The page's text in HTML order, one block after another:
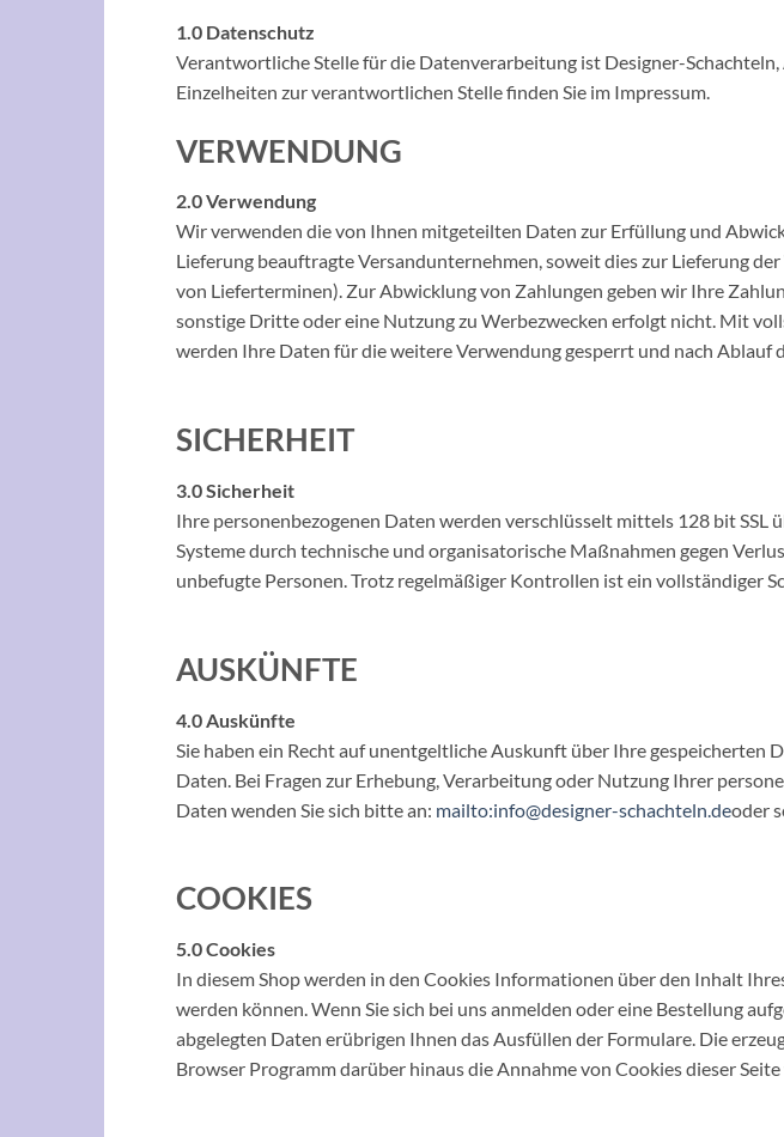
1.0 Datenschutz
Verantwortliche Stelle für die Datenverarbeitung ist Designer-
Einzelheiten zur verantwortlichen Stelle finden Sie im Impressum.
VERWENDUNG
2.0 Verwendung
Wir verwenden die von Ihnen mitgeteilten Daten zur Erfüllung und
Lieferung beauftragte Versandunternehmen, soweit dies zur Lieferung
von Lieferterminen). Zur Abwicklung von Zahlungen geben wir Ihre
sonstige Dritte oder eine Nutzung zu Werbezwecken erfolgt nicht. Mit
werden Ihre Daten für die weitere Verwendung gesperrt und nach
SICHERHEIT
3.0 Sicherheit
Ihre personenbezogenen Daten werden verschlüsselt mittels 128 bit
Systeme durch technische und organisatorische Maßnahmen gegen
unbefugte Personen. Trotz regelmäßiger Kontrollen ist ein vollständiger
AUSKÜNFTE
4.0 Auskünfte
Sie haben ein Recht auf unentgeltliche Auskunft über Ihre gespeicherten
Daten. Bei Fragen zur Erhebung, Verarbeitung oder Nutzung Ihrer
Daten wenden Sie sich bitte an: mailto:info@designer-schachteln.deoder
COOKIES
5.0 Cookies
In diesem Shop werden in den Cookies Informationen über den Inhalt
werden können. Wenn Sie sich bei uns anmelden oder eine Bestellung
abgelegten Daten erübrigen Ihnen das Ausfüllen der Formulare. Die
Browser Programm darüber hinaus die Annahme von Cookies dieser